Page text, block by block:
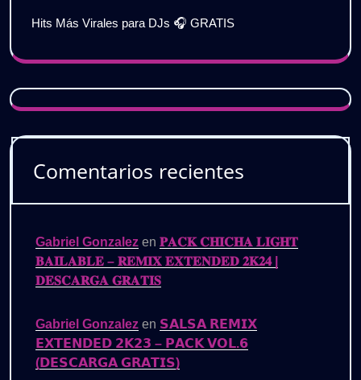
Hits Más Virales para DJs 🎧 GRATIS
Comentarios recientes
Gabriel Gonzalez en 𝐏𝐀𝐂𝐊 𝐂𝐇𝐈𝐂𝐇𝐀 𝐋𝐈𝐆𝐇𝐓
𝐁𝐀𝐈𝐋𝐀𝐁𝐋𝐄 – 𝐑𝐄𝐌𝐈𝐗 𝐄𝐗𝐓𝐄𝐍𝐃𝐄𝐃 𝟐𝐊𝟐𝟒 |
𝐃𝐄𝐒𝐂𝐀𝐑𝐆𝐀 𝐆𝐑𝐀𝐓𝐈𝐒
Gabriel Gonzalez en 𝗦𝗔𝗟𝗦𝗔 𝗥𝗘𝗠𝗜𝗫
𝗘𝗫𝗧𝗘𝗡𝗗𝗘𝗗 𝟮𝗞𝟮𝟯 – 𝗣𝗔𝗖𝗞 𝗩𝗢𝗟.𝟲
(𝗗𝗘𝗦𝗖𝗔𝗥𝗚𝗔 𝗚𝗥𝗔𝗧𝗜𝗦)